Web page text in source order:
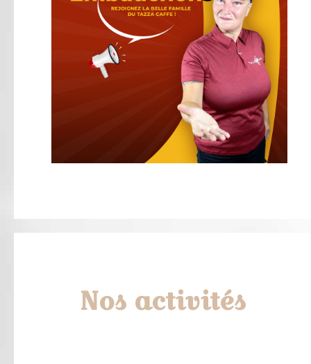
Nos activités